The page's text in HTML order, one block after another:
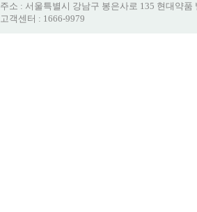
주소 : 서울특별시 강남구 봉은사로 135 현대약품
고객센터 : 1666-9979